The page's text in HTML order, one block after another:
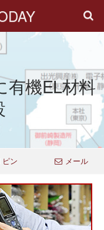
有機EL材料
ピン メール